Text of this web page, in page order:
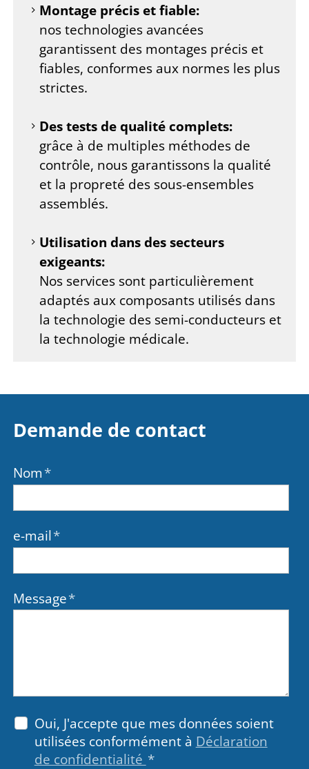
Montage précis et fiable:
nos technologies avancées
garantissent des montages précis et
fiables, conformes aux normes les plus
strictes.
Des tests de qualité complets:
grâce à de multiples méthodes de
contrôle, nous garantissons la qualité
et la propreté des sous-ensembles
assemblés.
Utilisation dans des secteurs
exigeants:
Nos services sont particulièrement
adaptés aux composants utilisés dans
la technologie des semi-conducteurs et
la technologie médicale.
Demande de contact
Nom*
e-mail*
Message*
Oui, J'accepte que mes données soient
utilisées conformément à Déclaration
de confidentialité *